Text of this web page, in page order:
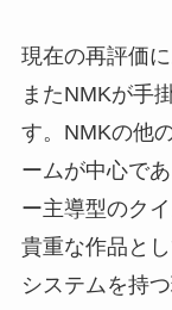
現在の再評価
またNMKが手
す。NMKの他
ームが中心で
ー主導型のク
貴重な作品と
システムを持